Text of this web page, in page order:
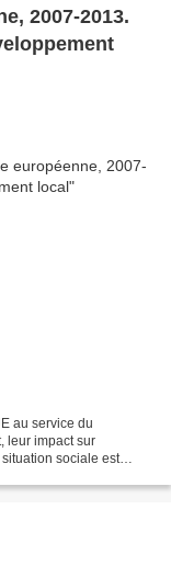
2007-2013.
au service du
leur impact sur
sociale est